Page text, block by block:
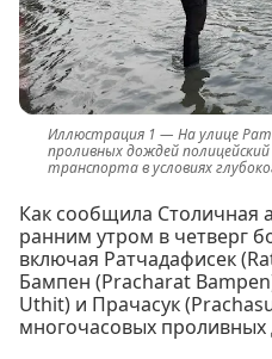
На улице
проливных дождей
транспорта в условиях
Как сообщила Столичная
ранним утром в четверг
включая Ратчадафисек
Бампен (Pracharat
Uthit) и Прачасук
многочасовых проливных